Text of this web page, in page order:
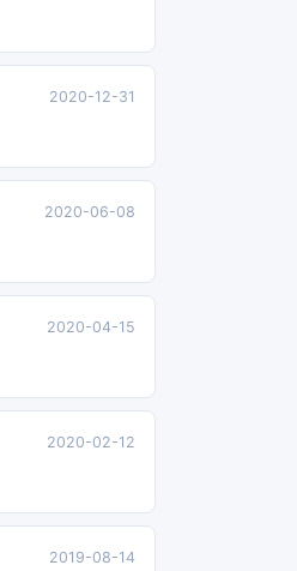
2020-12-31
2020-06-08
2020-04-15
2020-02-12
2019-08-14